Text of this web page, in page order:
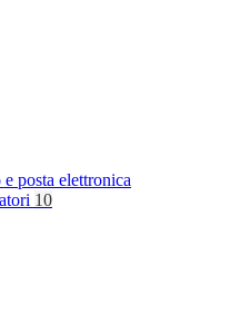
posta elettronica
10